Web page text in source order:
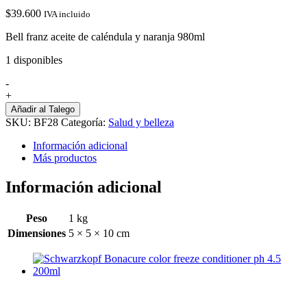
$39.600 IVA incluido
Bell franz aceite de caléndula y naranja 980ml
1 disponibles
-
Bell
franz
aceite
caléndula
980ml
cantidad
+
Añadir al Talego
SKU: BF28 Categoría: Salud y belleza
Información adicional
Más productos
Información adicional
Peso
1 kg
Dimensiones 5 × 5 × 10 cm